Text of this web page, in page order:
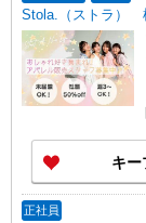
Stola.（ストラ）
キー
正社員